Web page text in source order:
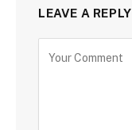
LEAVE A REPLY